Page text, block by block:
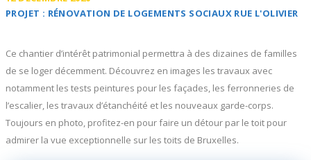
PROJET : RÉNOVATION DE LOGEMENTS SOCIAUX RUE L'OLIVIER
Ce chantier d’intérêt patrimonial permettra à des dizaines de familles
de se loger décemment. Découvrez en images les travaux avec
notamment les tests peintures pour les façades, les ferronneries de
l’escalier, les travaux d’étanchéité et les nouveaux garde-corps.
Toujours en photo, profitez-en pour faire un détour par le toit pour
admirer la vue exceptionnelle sur les toits de Bruxelles.